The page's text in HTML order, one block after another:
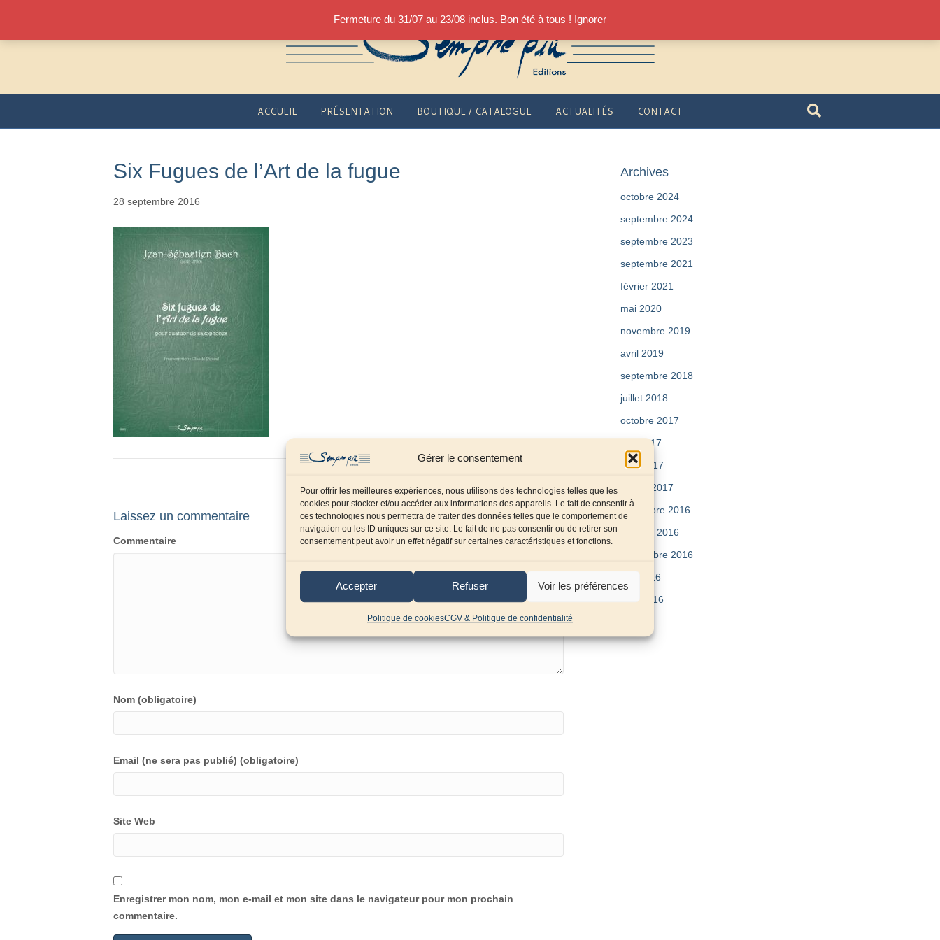
Gérer le consentement
Pour offrir les meilleures expériences, nous utilisons des technologies telles que les
cookies pour stocker et/ou accéder aux informations des appareils. Le fait de consentir à
ces technologies nous permettra de traiter des données telles que le comportement de
navigation ou les ID uniques sur ce site. Le fait de ne pas consentir ou de retirer son
consentement peut avoir un effet négatif sur certaines caractéristiques et fonctions.
Accepter Refuser Voir les préférences
Politique de cookiesCGV & Politique de confidentialité
Fermeture du 31/07 au 23/08 inclus. Bon été à tous ! Ignorer
ACCUEIL PRÉSENTATION BOUTIQUE / CATALOGUE ACTUALITÉS CONTACT
Six Fugues de l’Art de la fugue
28 septembre 2016
Laissez un commentaire
Commentaire
Nom (obligatoire)
Email (ne sera pas publié) (obligatoire)
Site Web
Enregistrer mon nom, mon e-mail et mon site dans le navigateur pour mon prochain
commentaire.
Archives
octobre 2024
septembre 2024
septembre 2023
septembre 2021
février 2021
mai 2020
novembre 2019
avril 2019
septembre 2018
juillet 2018
octobre 2017
mai 2017
avril 2017
février 2017
décembre 2016
octobre 2016
septembre 2016
juin 2016
avril 2016